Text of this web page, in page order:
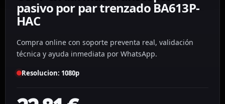
pasivo por par trenzado BA613P-
HAC
Compra online con soporte preventa real, validación
técnica y ayuda inmediata por WhatsApp.
Resolucion: 1080p